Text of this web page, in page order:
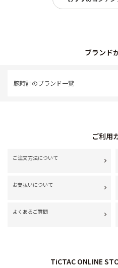
ブランド
腕時計のブランド一覧
ご利用
ご注文方法について
お支払いについて
よくあるご質問
TiCTAC ONLINE